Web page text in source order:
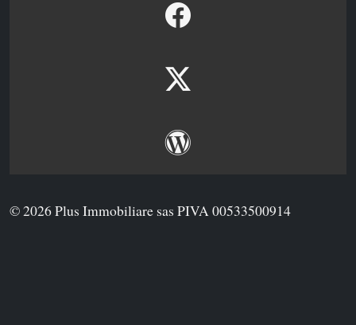
© 2026 Plus Immobiliare sas PIVA 00533500914